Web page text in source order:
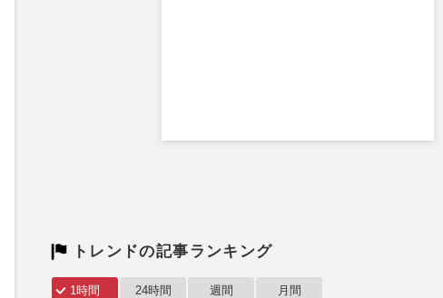
トレンドの記事ランキング
1時間 24時間 週間 月間